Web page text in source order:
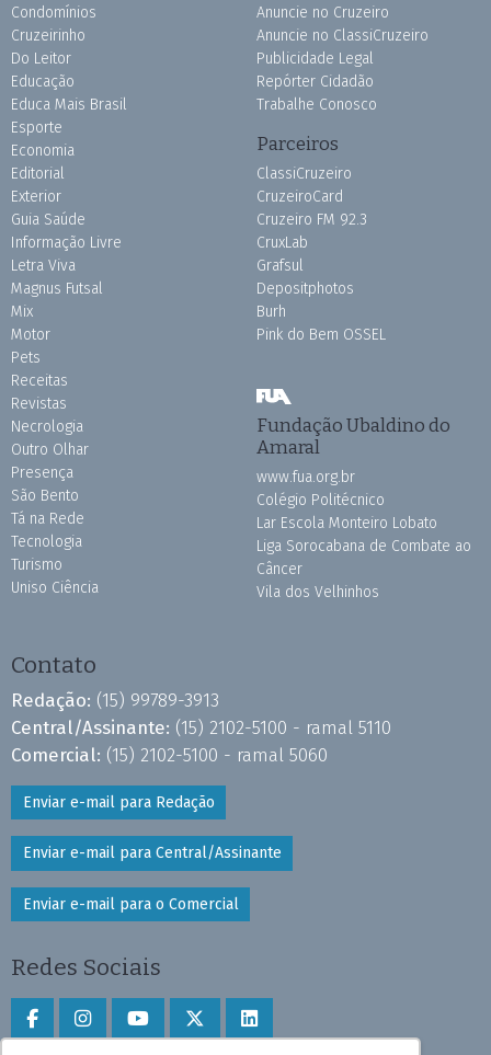
Condomínios
Cruzeirinho
Do Leitor
Educação
Educa Mais Brasil
Esporte
Economia
Editorial
Exterior
Guia Saúde
Informação Livre
Letra Viva
Magnus Futsal
Mix
Motor
Pets
Receitas
Revistas
Necrologia
Outro Olhar
Presença
São Bento
Tá na Rede
Tecnologia
Turismo
Uniso Ciência
Anuncie no Cruzeiro
Anuncie no ClassiCruzeiro
Publicidade Legal
Repórter Cidadão
Trabalhe Conosco
Parceiros
ClassiCruzeiro
CruzeiroCard
Cruzeiro FM 92.3
CruxLab
Grafsul
Depositphotos
Burh
Pink do Bem OSSEL
Fundação Ubaldino do
Amaral
www.fua.org.br
Colégio Politécnico
Lar Escola Monteiro Lobato
Liga Sorocabana de Combate ao
Câncer
Vila dos Velhinhos
Contato
Redação: (15) 99789-3913
Central/Assinante: (15) 2102-5100 - ramal 5110
Comercial: (15) 2102-5100 - ramal 5060
Enviar e-mail para Redação
Enviar e-mail para Central/Assinante
Enviar e-mail para o Comercial
Redes Sociais